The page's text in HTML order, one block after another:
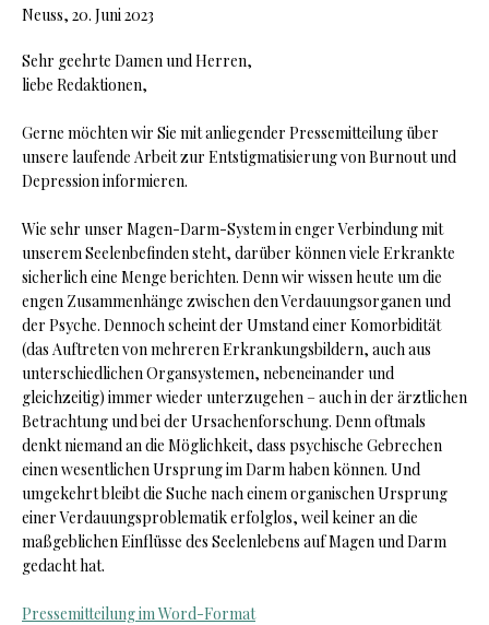
Neuss, 20. Juni 2023
Sehr geehrte Damen und Herren,
liebe Redaktionen,
Gerne möchten wir Sie mit anliegender Pressemitteilung über
unsere laufende Arbeit zur Entstigmatisierung von Burnout und
Depression informieren.
Wie sehr unser Magen-Darm-System in enger Verbindung mit
unserem Seelenbefinden steht, darüber können viele Erkrankte
sicherlich eine Menge berichten. Denn wir wissen heute um die
engen Zusammenhänge zwischen den Verdauungsorganen und
der Psyche. Dennoch scheint der Umstand einer Komorbidität
(das Auftreten von mehreren Erkrankungsbildern, auch aus
unterschiedlichen Organsystemen, nebeneinander und
gleichzeitig) immer wieder unterzugehen – auch in der ärztlichen
Betrachtung und bei der Ursachenforschung. Denn oftmals
denkt niemand an die Möglichkeit, dass psychische Gebrechen
einen wesentlichen Ursprung im Darm haben können. Und
umgekehrt bleibt die Suche nach einem organischen Ursprung
einer Verdauungsproblematik erfolglos, weil keiner an die
maßgeblichen Einflüsse des Seelenlebens auf Magen und Darm
gedacht hat.
Pressemitteilung im Word-Format